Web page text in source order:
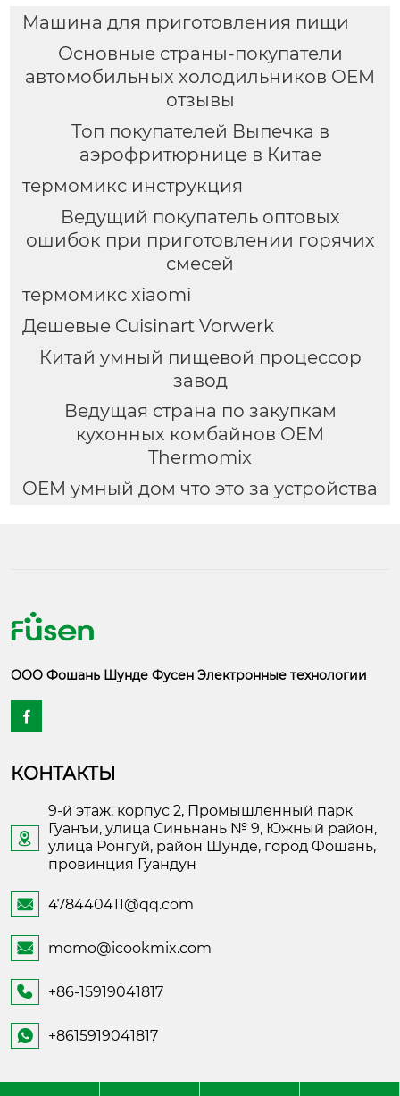
фабрика зеркал
Машина для приготовления пищи
Основные страны-покупатели
автомобильных холодильников OEM
отзывы
Топ покупателей Выпечка в
аэрофритюрнице в Китае
термомикс инструкция
Ведущий покупатель оптовых
ошибок при приготовлении горячих
смесей
термомикс xiaomi
Дешевые Cuisinart Vorwerk
Китай умный пищевой процессор
завод
Ведущая страна по закупкам
кухонных комбайнов OEM
Thermomix
OEM умный дом что это за устройства
ООО Фошань Шунде Фусен Электронные технологии

КОНТАКТЫ

9-й этаж, корпус 2, Промышленный парк
Гуанъи, улица Синьнань № 9, Южный район,
улица Ронгуй, район Шунде, город Фошань,
провинция Гуандун
 478440411@qq.com
 momo@icookmix.com
 +86-15919041817
 +8615919041817